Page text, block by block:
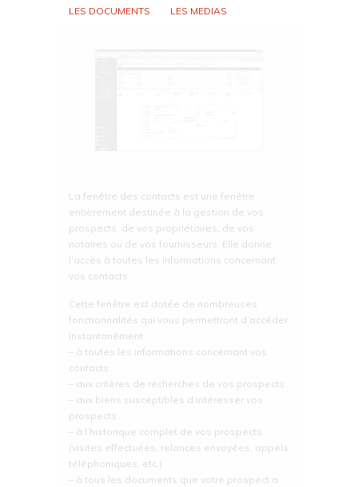
LES DOCUMENTS LES MEDIAS
La fenêtre des contacts est une fenêtre
entièrement destinée à la gestion de vos
prospects, de vos propriétaires, de vos
notaires ou de vos fournisseurs. Elle donne
l’accès à toutes les informations concernant
vos contacts.
Cette fenêtre est dotée de nombreuses
fonctionnalités qui vous permettront d’accéder
instantanément:
– à toutes les informations concernant vos
contacts
– aux critères de recherches de vos prospects
– aux biens susceptibles d’intéresser vos
prospects
– à l’historique complet de vos prospects
(visites effectuées, relances envoyées, appels
téléphoniques, etc.)
– à tous les documents que votre prospect a